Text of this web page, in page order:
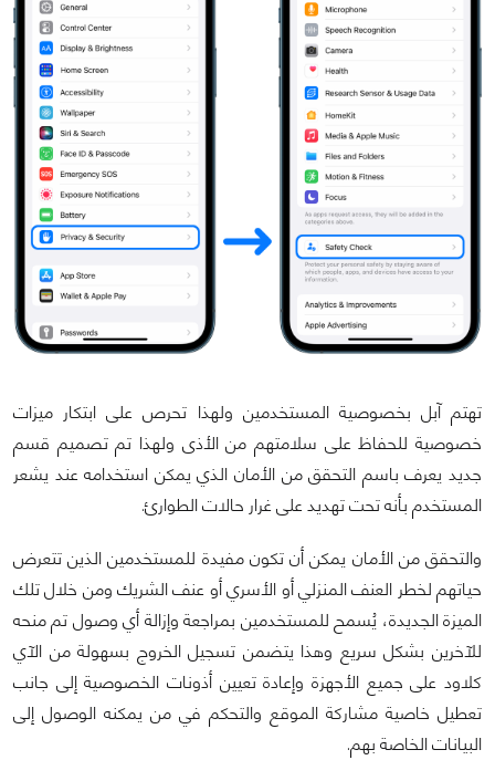
تهتم آبل بخصوصية المستخدمين ولهذا تحرص على ابتكار ميزات
خصوصية للحفاظ على سلامتهم من الأذى ولهذا تم تصميم قسم
جديد يعرف باسم التحقق من الأمان الذي يمكن استخدامه عند يشعر
المستخدم بأنه تحت تهديد على غرار حالات الطوارئ.
والتحقق من الأمان يمكن أن تكون مفيدة للمستخدمين الذين تتعرض
حياتهم لخطر العنف المنزلي أو الأسري أو عنف الشريك ومن خلال تلك
الميزة الجديدة، يُسمح للمستخدمين بمراجعة وإزالة أي وصول تم منحه
للآخرين بشكل سريع وهذا يتضمن تسجيل الخروج بسهولة من الآي
كلاود على جميع الأجهزة وإعادة تعيين أذونات الخصوصية إلى جانب
تعطيل خاصية مشاركة الموقع والتحكم في من يمكنه الوصول إلى
البيانات الخاصة بهم.